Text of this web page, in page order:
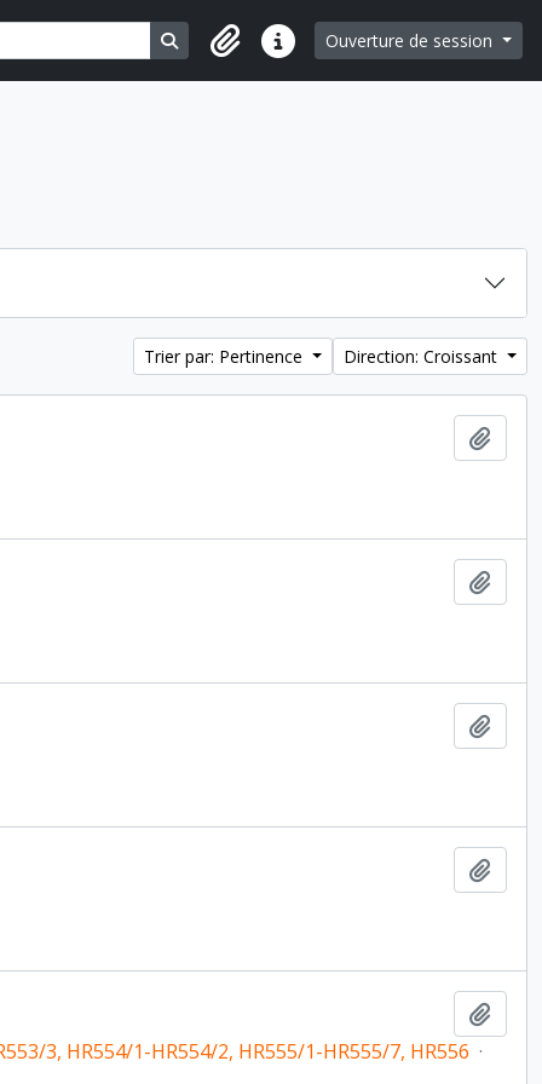
Search in browse page
Liens rapidesOuverture de session
Trier par: Pertinence Direction: Croissant
3, HR554/1-HR554/2, HR555/1-HR555/7, HR556 ·